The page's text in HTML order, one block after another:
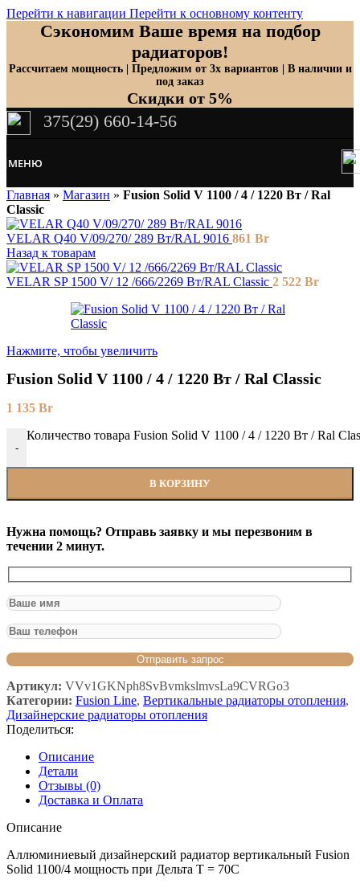
Перейти к навигации Перейти к основному контенту
Сэкономим Ваше время на подбор
радиаторов!
Рассчитаем мощность | Предложим от 3х вариантов | В наличии и
под заказ
Скидки от 5%
375(29) 660-14-56
МЕНЮ
Главная » Магазин » Fusion Solid V 1100 / 4 / 1220 Вт / Ral
Classic
VELAR Q40 V/09/270/ 289 Bт/RAL 9016 861 Br
Назад к товарам
VELAR SP 1500 V/ 12 /666/2269 Вт/RAL Classic 2 522 Br
Нажмите, чтобы увеличить
Fusion Solid V 1100 / 4 / 1220 Вт / Ral Classic
1 135 Br
-
Количество товара Fusion Solid V 1100 / 4 / 1220 Вт / Ral
В КОРЗИНУ
Нужна помощь? Отправь заявку и мы перезвоним в
течении 2 минут.
Артикул: VVv1GKNph8SvBvmkslmvsLa9CVRGo3
Категории: Fusion Line, Вертикальные радиаторы отопления,
Дизайнерские радиаторы отопления
Поделиться:
Описание
Детали
Отзывы (0)
Доставка и Оплата
Описание
Аллюминиевый дизайнерский радиатор вертикальный Fusion
Solid 1100/4 мощность при Дельта Т = 70С